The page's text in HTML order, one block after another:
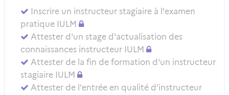
Inscrire un instructeur stagiaire à l'examen
pratique IULM
Attester d'un stage d'actualisation des
connaissances instructeur IULM
Attester de la fin de formation d'un instructeur
stagiaire IULM
Attester de l'entrée en qualité d’instructeur